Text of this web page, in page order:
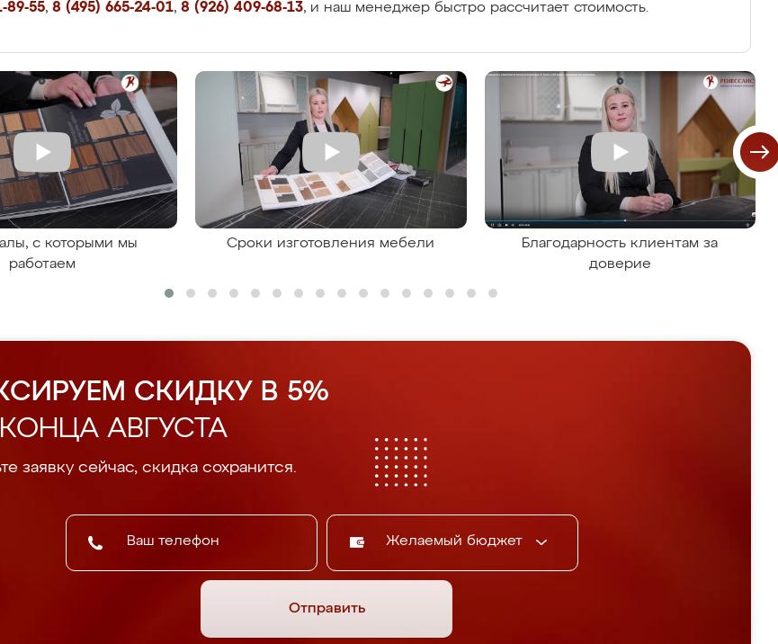
89-55, 8 (495) 665-24-01, 8 (926) 409-68-13, и наш менеджер быстро рассчитает стоимость.
с которыми мы
работаем
Сроки изготовления мебели
Благодарность клиентам за
доверие
СКИДКУ В 5%
АВГУСТА
заявку сейчас, скидка сохранится.
Желаемый бюджет
Отправить